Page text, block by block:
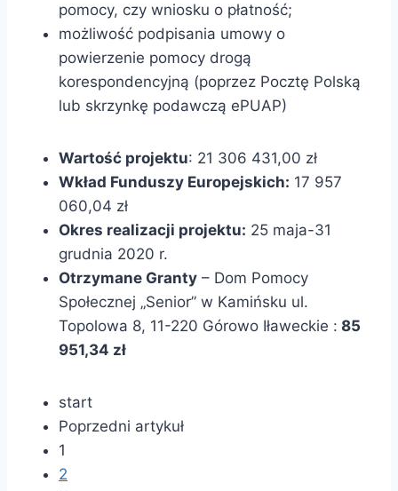
pomocy, czy wniosku o płatność;
możliwość podpisania umowy o
powierzenie pomocy drogą
korespondencyjną (poprzez Pocztę Polską
lub skrzynkę podawczą ePUAP)
Wartość projektu: 21 306 431,00 zł
Wkład Funduszy Europejskich: 17 957
060,04 zł
Okres realizacji projektu: 25 maja-31
grudnia 2020 r.
Otrzymane Granty – Dom Pomocy
Społecznej „Senior” w Kamińsku ul.
Topolowa 8, 11-220 Górowo Iławeckie : 85
951,34 zł
start
Poprzedni artykuł
1
2